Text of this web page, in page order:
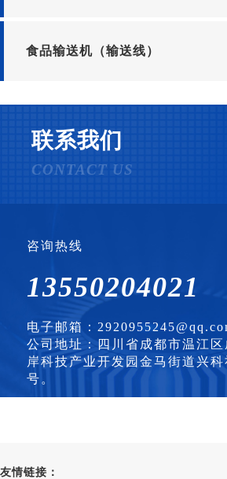
食品输送机（输送线）
联系我们
CONTACT US
咨询热线
13550204021
电子邮箱：
公司地址：四川省成都市温江
岸科技产业开发园金马街道兴
号。
友情链接：